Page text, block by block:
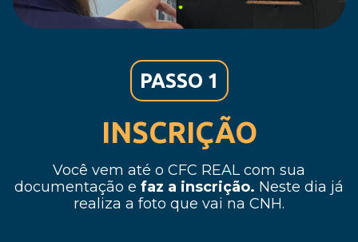
PASSO 1
INSCRIÇÃO
Você vem até o CFC REAL com sua
documentação e faz a inscrição. Neste dia já
realiza a foto que vai na CNH.